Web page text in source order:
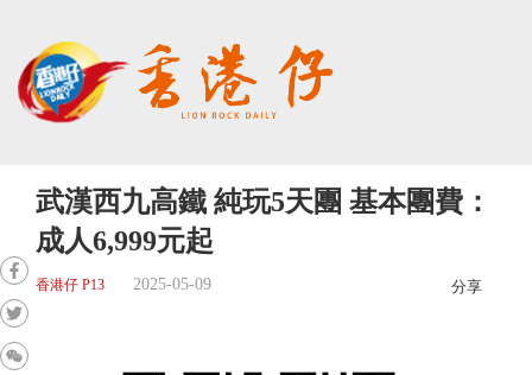
武漢西九高鐵 純玩5天團 基本團費：
成人6,999元起
香港仔 P13 2025-05-09 分享